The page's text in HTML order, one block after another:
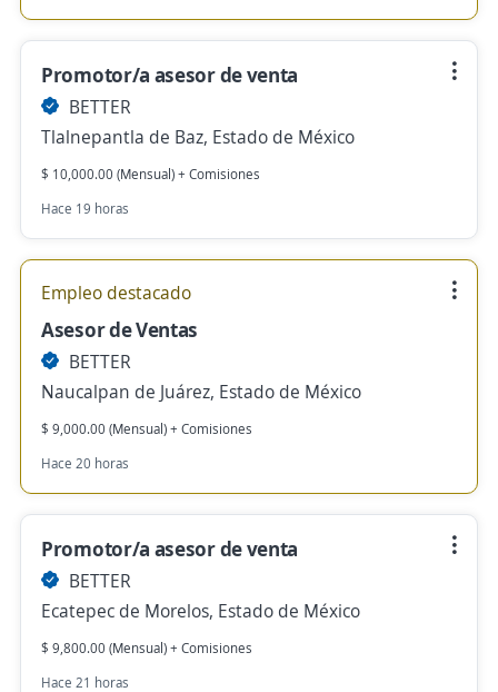
Promotor/a asesor de venta
BETTER
Tlalnepantla de Baz, Estado de México
$ 10,000.00 (Mensual) + Comisiones
Hace 19 horas
Empleo destacado
Asesor de Ventas
BETTER
Naucalpan de Juárez, Estado de México
$ 9,000.00 (Mensual) + Comisiones
Hace 20 horas
Promotor/a asesor de venta
BETTER
Ecatepec de Morelos, Estado de México
$ 9,800.00 (Mensual) + Comisiones
Hace 21 horas